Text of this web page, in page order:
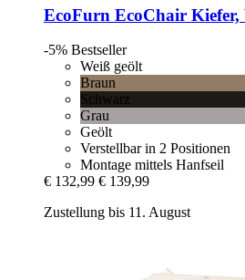
EcoFurn EcoChair Kiefer,
-5% Bestseller
Weiß geölt
Braun
Schwarz
Grau
Geölt
Verstellbar in 2 Positionen
Montage mittels Hanfseil
€ 132,99 € 139,99
Zustellung bis 11. August